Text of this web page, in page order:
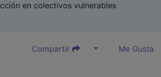
en colectivos vulnerables
Compartir Me Gusta